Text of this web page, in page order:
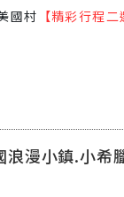
國村 【精彩行程二
浪漫小鎮.小希